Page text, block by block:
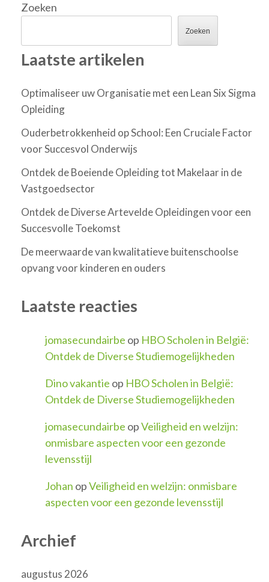
Zoeken
Zoeken
Laatste artikelen
Optimaliseer uw Organisatie met een Lean Six Sigma
Opleiding
Ouderbetrokkenheid op School: Een Cruciale Factor
voor Succesvol Onderwijs
Ontdek de Boeiende Opleiding tot Makelaar in de
Vastgoedsector
Ontdek de Diverse Artevelde Opleidingen voor een
Succesvolle Toekomst
De meerwaarde van kwalitatieve buitenschoolse
opvang voor kinderen en ouders
Laatste reacties
jomasecundairbe op HBO Scholen in België:
Ontdek de Diverse Studiemogelijkheden
Dino vakantie op HBO Scholen in België:
Ontdek de Diverse Studiemogelijkheden
jomasecundairbe opVeiligheid en welzijn:
onmisbare aspecten voor een gezonde
levensstijl
Johan opVeiligheid en welzijn: onmisbare
aspecten voor een gezonde levensstijl
Archief
augustus 2026